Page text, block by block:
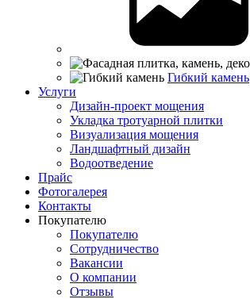
Гибкий камень
Услуги
Дизайн-проект мощения
Укладка тротуарной плитки
Визуализация мощения
Ландшафтный дизайн
Водоотведение
Прайс
Фотогалерея
Контакты
Покупателю
Покупателю
Сотрудничество
Вакансии
О компании
Отзывы